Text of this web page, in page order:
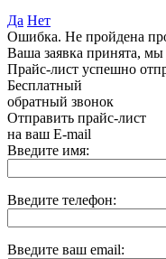
Да Нет
Ошибка. Не пройдена
Ваша заявка принята,
Прайс-лист успешно
Бесплатный
обратный звонок
Отправить прайс-лист
на ваш E-mail
Введите имя:
Введите телефон:
Введите ваш email: